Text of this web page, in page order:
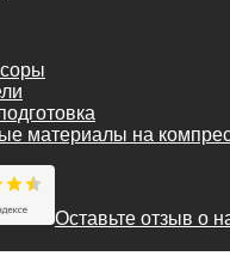
материалы на
Оставьте отзыв о